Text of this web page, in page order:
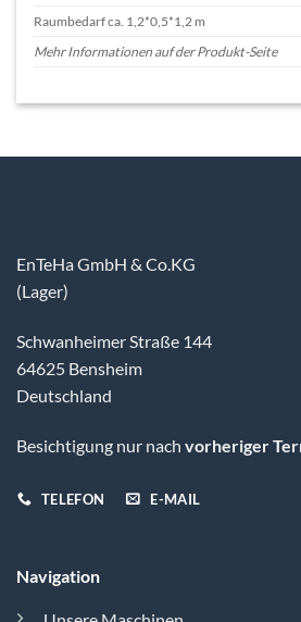
Raumbedarf ca. 1,2*0,5*1,2 m
Mehr Informationen auf der Produkt-Seite
EnTeHa GmbH & Co.KG
(Lager)
Schwanheimer Straße 144
64625 Bensheim
Deutschland
Besichtigung nur nach vorheriger
TELEFON E-MAIL
Navigation